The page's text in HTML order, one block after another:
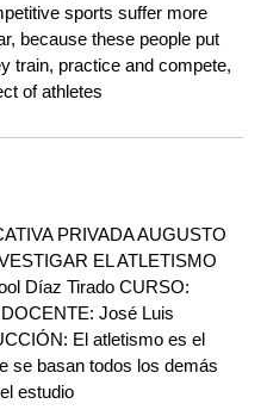
sports suffer more
because these people put
train, practice and compete,
of athletes
PRIVADA AUGUSTO
EL ATLETISMO
Díaz Tirado CURSO:
José Luis
El atletismo es el
se basan todos los demás
estudio